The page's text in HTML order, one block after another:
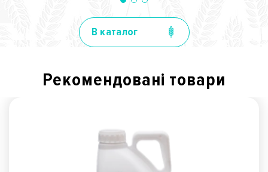
В каталог
Рекомендованi товари